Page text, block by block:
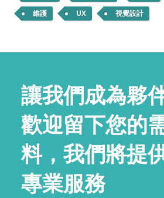
維護
UX 視覺設計
讓我們成為夥
歡迎留下您的
料，我們將提
專業服務